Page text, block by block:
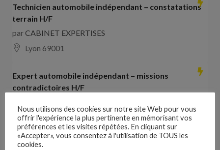
Technicien automobile indépendant – constatations
terrain H/F
parCABINET EXPERTISES
Lyon 69001
Expert automobile indépendant – missions
contradictoires H/F
Lyon 69001
Collaborateur comptable H/F
Nous utilisons des cookies sur notre site Web pour vous
offrir l'expérience la plus pertinente en mémorisant vos
préférences et les visites répétées. En cliquant sur
«Accepter», vous consentez à l'utilisation de TOUS les
cookies.